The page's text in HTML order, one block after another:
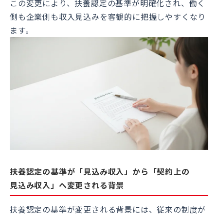
この変更により、扶養認定の基準が明確化され、働く
側も企業側も収入見込みを客観的に把握しやすくなり
ます。
扶養認定の基準が「見込み収入」から「契約上の
見込み収入」へ変更される背景
扶養認定の基準が変更される背景には、従来の制度が